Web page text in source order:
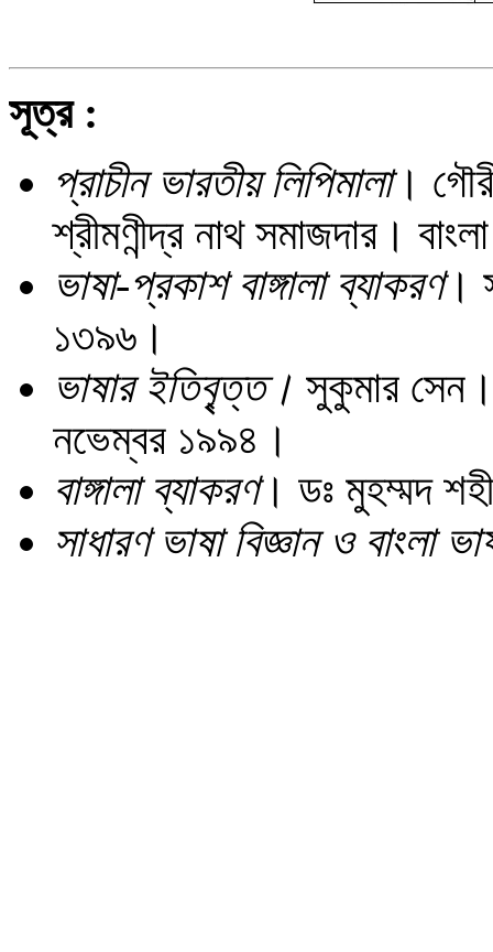
সূত্র :
প্রাচীন ভারতীয় লিপিমালা।
শ্রীমণীন্দ্র নাথ সমাজদার।
ভাষা-প্রকাশ বাঙ্গালা ব্যাকরণ।
১৩৯৬।
ভাষার ইতিবৃ্ত্ত। সুকুমার
নভেম্বর ১৯৯৪।
বাঙ্গালাব্যাকরণ। ডঃ মুহম্মদ
সাধারণ ভাষা বিজ্ঞান ও বাংলা